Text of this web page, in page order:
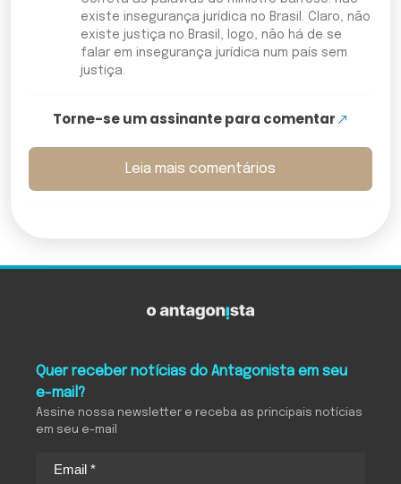
existe insegurança jurídica no Brasil. Claro, não
existe justiça no Brasil, logo, não há de se
falar em insegurança jurídica num país sem
justiça.
Torne-se um assinante para comentar
Leia mais comentários
Quer receber notícias do Antagonista em seu
e-mail?
Assine nossa newsletter e receba as principais notícias
em seu e-mail